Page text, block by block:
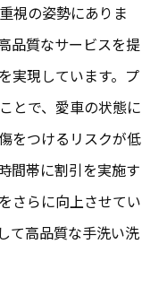
視の姿勢にありま
品質なサービスを提
実現しています。プ
とで、愛車の状態に
をつけるリスクが低
間帯に割引を実施す
さらに向上させてい
て高品質な手洗い洗